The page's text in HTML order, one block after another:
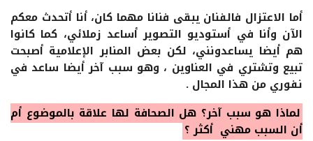
أما الاعتزال فالفنان يبقى فنانا مهما كان، أنا أتحدث معكم
الآن وأنا في أستوديو التصوير أساعد زملائي، كما كانوا
هم أيضا يساعدونني، لكن بعض المنابر الإعلامية أصبحت
تبيع وتشتري في العناوين ، وهو سبب آخر أيضا ساعد في
نفوري من هذا المجال .
لماذا هو سبب آخر؟ هل الصحافة لها علاقة بالموضوع أم
أن السبب مهني أكثر ؟